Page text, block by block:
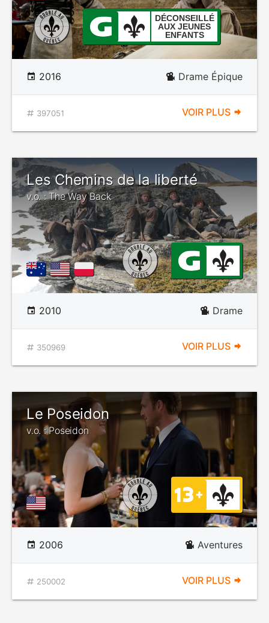
DÉCONSEILLÉ
AUX JEUNES
ENFANTS
2016 Drame Épique
397051 VOIR PLUS
Les Chemins de la liberté
v.o. : The Way Back
2010 Drame
350969 VOIR PLUS
Le Poseidon
v.o. : Poseidon
2006 Aventures
250002 VOIR PLUS